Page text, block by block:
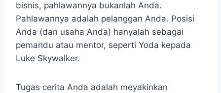
bisnis, pahlawannya bukanlah Anda.
Pahlawannya adalah pelanggan Anda. Posisi
Anda (dan usaha Anda) hanyalah sebagai
pemandu atau mentor, seperti Yoda kepada
Luke Skywalker.
Tugas cerita Anda adalah meyakinkan